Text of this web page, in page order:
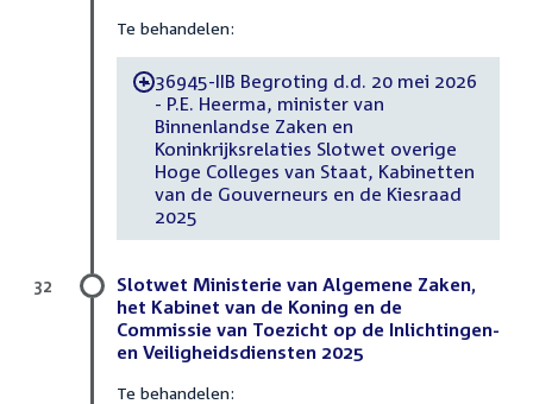
Te behandelen:
-36945-IIB Begroting d.d. 20 mei 2026
- P.E. Heerma, minister van
Binnenlandse Zaken en
Koninkrijksrelaties Slotwet overige
Hoge Colleges van Staat, Kabinetten
van de Gouverneurs en de Kiesraad
2025
Slotwet Ministerie van Algemene Zaken,
het Kabinet van de Koning en de
Commissie van Toezicht op de Inlichtingen-
en Veiligheidsdiensten 2025
Te behandelen:
32